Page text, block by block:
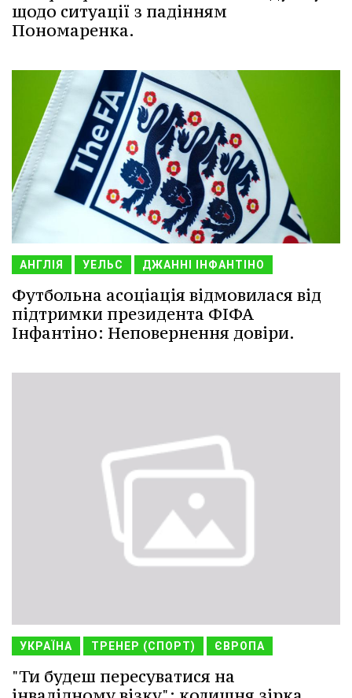
щодо ситуації з падінням
Пономаренка.
АНГЛІЯ УЕЛЬС ДЖАННІ ІНФАНТІНО
Футбольна асоціація відмовилася від
підтримки президента ФІФА
Інфантіно: Неповернення довіри.
УКРАЇНА ТРЕНЕР (СПОРТ) ЄВРОПА
"Ти будеш пересуватися на